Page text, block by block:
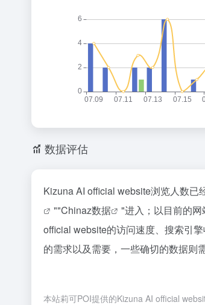
数据评估
Kizuna AI official website浏览人数已
""Chinaz数据
"进入；以目前的
official website的访问速度、搜索引
的需求以及需要，一些确切的数据则
本站莉可POI提供的Kizuna AI official